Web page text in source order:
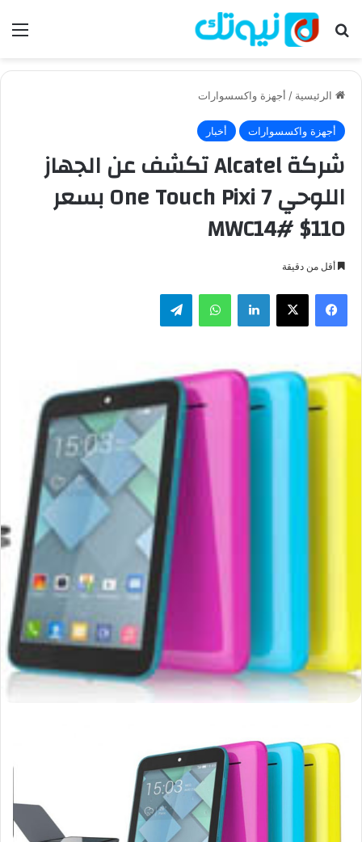
بحث عن
الرئيسية / أجهزة واكسسوارات
أجهزة واكسسوارات أخبار
شركة Alcatel تكشف عن الجهاز
اللوحي One Touch Pixi 7 بسعر
110$ #MWC14
أقل من دقيقة
فيسبوك لينكدإن واتساب